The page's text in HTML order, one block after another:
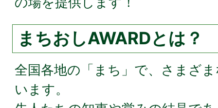
まちおしAWARDとは？
全国各地の「まち」で、さまざ
います。